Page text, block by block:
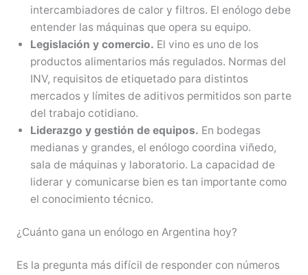
intercambiadores de calor y filtros. El enólogo debe
entender las máquinas que opera su equipo.
Legislación y comercio. El vino es uno de los
productos alimentarios más regulados. Normas del
INV, requisitos de etiquetado para distintos
mercados y límites de aditivos permitidos son parte
del trabajo cotidiano.
Liderazgo y gestión de equipos. En bodegas
medianas y grandes, el enólogo coordina viñedo,
sala de máquinas y laboratorio. La capacidad de
liderar y comunicarse bien es tan importante como
el conocimiento técnico.
¿Cuánto gana un enólogo en Argentina hoy?
Es la pregunta más difícil de responder con números